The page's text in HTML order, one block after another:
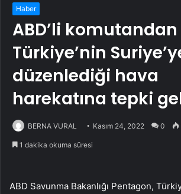
Haber
ABD’li komutandan
Türkiye’nin
düzenlediği hava
harekatına tepki
BERNA VURAL Kasım 24, 2022 0
1 dakika okuma süresi
ABD Savunma Bakanlığı Pentagon,